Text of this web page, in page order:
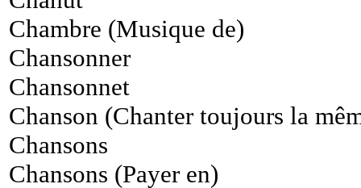
Chambre (Musique de)
Chansonner
Chansonnet
Chanson (Chanter toujours la
Chansons
Chansons (Payer en)